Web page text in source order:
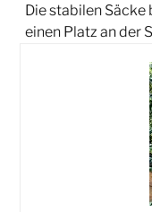
Die stabilen Säcke
einen Platz an der